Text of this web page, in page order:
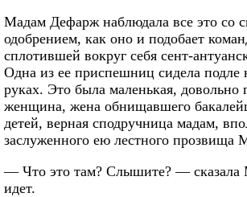
Мадам Дефарж наблюдала все это со
одобрением, как оно и подобает
сплотившей вокруг себя сент-
Одна из ее приспешниц сидела подле
руках. Это была маленькая, довольно
женщина, жена обнищавшего
детей, верная сподручница мадам,
заслуженного ею лестного прозвища
— Что это там? Слышите? —
идет.